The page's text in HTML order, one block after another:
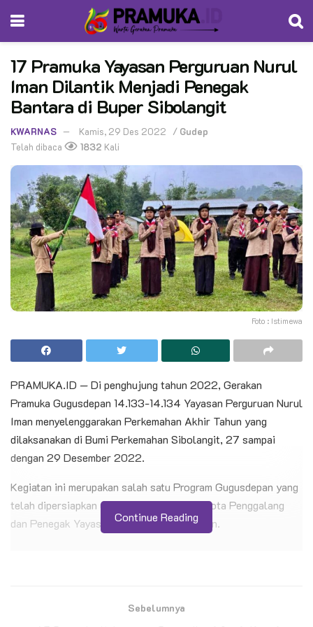
17 Pramuka Yayasan Perguruan Nurul
Iman Dilantik Menjadi Penegak
Bantara di Buper Sibolangit
KWARNAS Kamis, 29 Des 2022 / Gudep
Telah dibaca
1832 Kali
Foto : Istimewa
PRAMUKA.ID — Di penghujung tahun 2022, Gerakan
Pramuka Gugusdepan 14.133-14.134 Yayasan Perguruan Nurul
Iman menyelenggarakan Perkemahan Akhir Tahun yang
dilaksanakan di Bumi Perkemahan Sibolangit, 27 sampai
dengan 29 Desember 2022.
Kegiatan ini merupakan salah satu Program Gugusdepan yang
telah dipersiapkan untuk perkemahan anggota Penggalang
dan Penegak Yayasan Perguruan Nurul Iman.
Kairo, Pensosbud KBRI Kairo: “Ini Transfer
Continue Reading
Sebelumnya